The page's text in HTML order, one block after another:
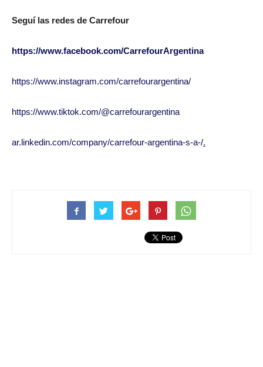
Seguí las redes de Carrefour
https://www.facebook.com/CarrefourArgentina
https://www.instagram.com/carrefourargentina/
https://www.tiktok.com/@carrefourargentina
ar.linkedin.com/company/carrefour-argentina-s-a-/.